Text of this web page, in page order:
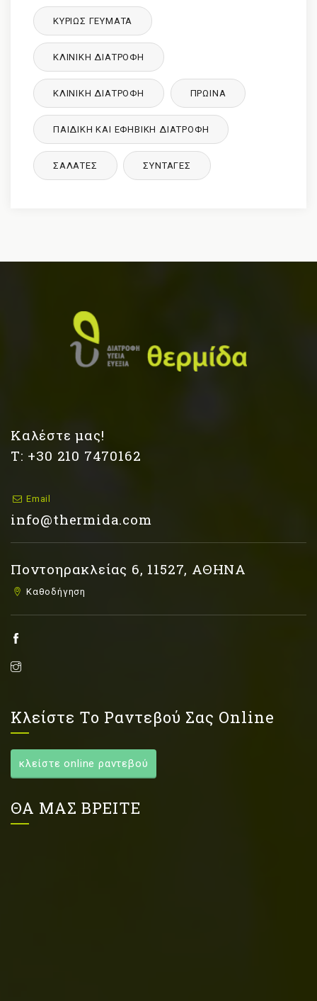
ΚΥΡΙΩΣ ΓΕΥΜΑΤΑ
ΚΛΙΝΙΚΉ ΔΙΑΤΡΟΦΉ
ΚΛΙΝΙΚΉ ΔΙΑΤΡΟΦΉ ΠΡΩΙΝΑ
ΠΑΙΔΙΚΉ ΚΑΙ ΕΦΗΒΙΚΉ ΔΙΑΤΡΌΦΉ
ΣΑΛΑΤΕΣ ΣΥΝΤΑΓΈΣ
Καλέστε μας!
Τ: +30 210 7470162
Email
info@thermida.com
Ποντοηρακλείας 6, 11527, ΑΘΗΝΑ
Καθοδήγηση
Κλείστε Το Ραντεβού Σας Online
κλείστε online ραντεβού
ΘΑ ΜΑΣ ΒΡΕΙΤΕ